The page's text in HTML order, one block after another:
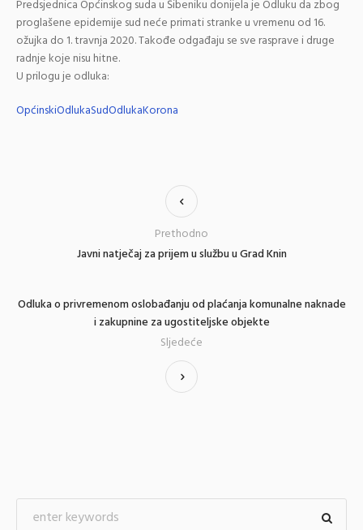
Predsjednica Općinskog suda u Šibeniku donijela je Odluku da zbog
proglašene epidemije sud neće primati stranke u vremenu od 16.
ožujka do 1. travnja 2020. Takođe odgađaju se sve rasprave i druge
radnje koje nisu hitne.
U prilogu je odluka:
OpćinskiOdlukaSudOdlukaKorona
Javni natječaj za prijem u službu u Grad Knin
Prethodno
Odluka o privremenom oslobađanju od plaćanja komunalne naknade
i zakupnine za ugostiteljske objekte
Sljedeće